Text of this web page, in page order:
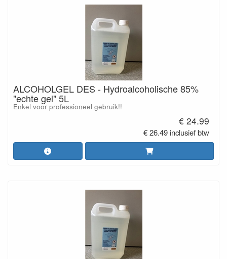
ALCOHOLGEL DES - Hydroalcoholische 85%
"echte gel" 5L
Enkel voor professioneel gebruik!!
€ 24.99
€ 26.49 inclusief btw